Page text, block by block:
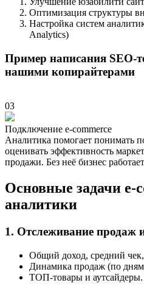
Оптимизация структуры
Настройка систем
Analytics)
Пример написания SEO-
нашими копирайтерами
03
Подключение e-commerce
Аналитика помогает понимать
оценивать эффективность
продажи. Без неё бизнес
Основные задачи e-
аналитики
1. Отслеживание продаж
Общий доход, средний
Динамика продаж (по
ТОП-товары и аутсайдеры.